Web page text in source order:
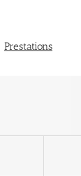
Prestations